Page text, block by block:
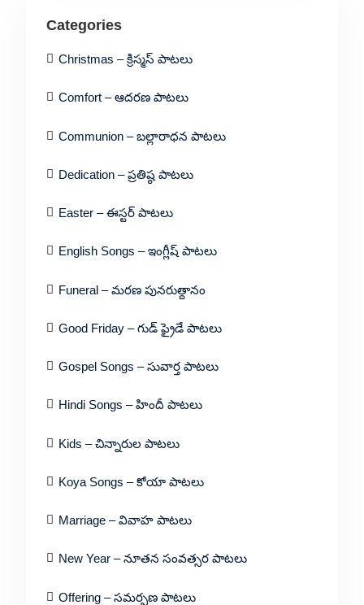
Categories
Christmas – క్రిస్మస్ పాటలు
Comfort – ఆదరణ పాటలు
Communion – బల్లారాధన పాటలు
Dedication – ప్రతిష్ఠ పాటలు
Easter – ఈస్టర్ పాటలు
English Songs – ఇంగ్లీష్ పాటలు
Funeral – మరణ పునరుత్దానం
Good Friday – గుడ్ ఫ్రైడే పాటలు
Gospel Songs – సువార్త పాటలు
Hindi Songs – హిందీ పాటలు
Kids – చిన్నారుల పాటలు
Koya Songs – కోయా పాటలు
Marriage – వివాహ పాటలు
New Year – నూతన సంవత్సర పాటలు
Offering – సమర్పణ పాటలు